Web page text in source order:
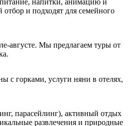
напитки, анимацию и
и подходят для семейного
августе. Мы предлагаем туры от
с горками, услуги няни в отелях,
парасейлинг), активный отдых
развлечения и природные